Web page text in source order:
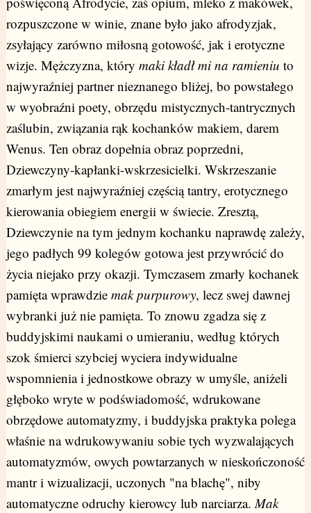
rozpuszczone w winie, znane było jako afrodyzjak,
zsyłający zarówno miłosną gotowość, jak i erotyczne
wizje. Mężczyzna, który maki kładł mi na ramieniu to
najwyraźniej partner nieznanego bliżej, bo powstałego
w wyobraźni poety, obrzędu mistycznych-tantrycznych
zaślubin, związania rąk kochanków makiem, darem
Wenus. Ten obraz dopełnia obraz poprzedni,
Dziewczyny-kapłanki-wskrzesicielki. Wskrzeszanie
zmarłym jest najwyraźniej częścią tantry, erotycznego
kierowania obiegiem energii w świecie. Zresztą,
Dziewczynie na tym jednym kochanku naprawdę zależy,
jego padłych 99 kolegów gotowa jest przywrócić do
życia niejako przy okazji. Tymczasem zmarły kochanek
pamięta wprawdzie mak purpurowy, lecz swej dawnej
wybranki już nie pamięta. To znowu zgadza się z
buddyjskimi naukami o umieraniu, według których
szok śmierci szybciej wyciera indywidualne
wspomnienia i jednostkowe obrazy w umyśle, aniżeli
głęboko wryte w podświadomość, wdrukowane
obrzędowe automatyzmy, i buddyjska praktyka polega
właśnie na wdrukowywaniu sobie tych wyzwalających
automatyzmów, owych powtarzanych w nieskończoność
mantr i wizualizacji, uczonych "na blachę", niby
automatyczne odruchy kierowcy lub narciarza.Mak